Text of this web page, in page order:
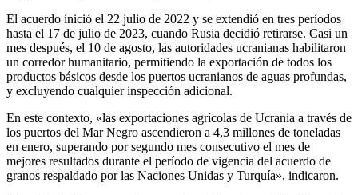
El acuerdo inició el 22 julio de 2022 y se extendió en tres períodos
hasta el 17 de julio de 2023, cuando Rusia decidió retirarse. Casi un
mes después, el 10 de agosto, las autoridades ucranianas habilitaron
un corredor humanitario, permitiendo la exportación de todos los
productos básicos desde los puertos ucranianos de aguas profundas,
y excluyendo cualquier inspección adicional.
En este contexto, «las exportaciones agrícolas de Ucrania a través de
los puertos del Mar Negro ascendieron a 4,3 millones de toneladas
en enero, superando por segundo mes consecutivo el mes de
mejores resultados durante el período de vigencia del acuerdo de
granos respaldado por las Naciones Unidas y Turquía», indicaron.